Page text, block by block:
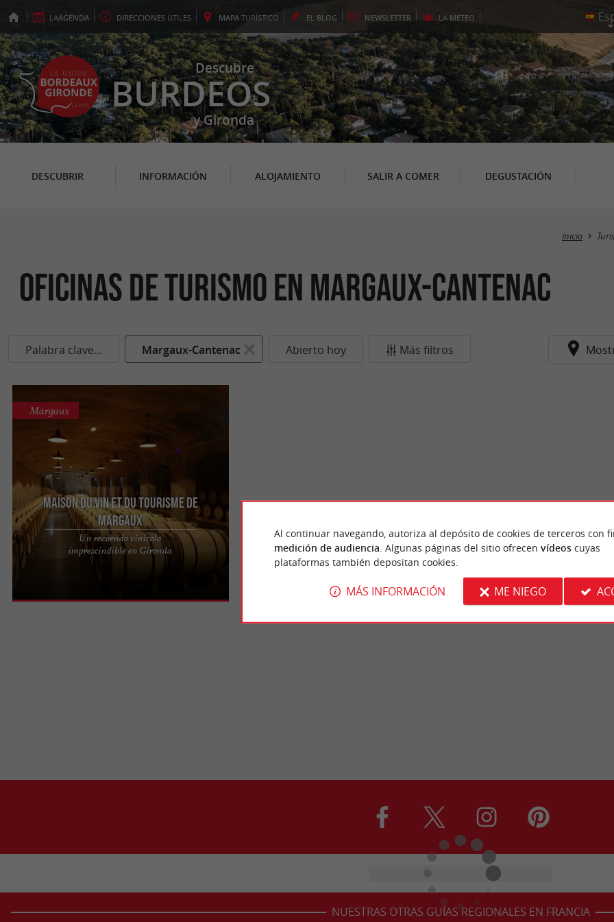
LAAGENDA DIRECCIONES ÚTILES MAPA TURÍSTICO EL BLOG NEWSLETTER LA METEO
Descubre
BURDEOS
y Gironda
DESCUBRIR INFORMACIÓN ALOJAMIENTO SALIR A COMER DEGUSTACIÓN
inicio
Oficinas de turismo en Margaux-Cantenac
Palabra clave... Margaux-Cantenac Abierto hoy Más filtros
Maison du Vin et du Tourisme de
MARGAUX
Un recorrido vinícola
imprescindible en Gironda
Margaux
Descubra la riqueza y diversidad de los vinos de
Margaux, su finura y elegancia expresadas en
NUESTRAS OTRAS GUÍAS REGIONALES EN FRANCIA
Al continuar navegando, autoriza al depósito de cookies de terceros con
medición de audiencia . Algunas páginas del sitio ofrecen vídeoscuyas
plataformas también depositan cookies.
MÁS INFORMACIÓN ME NIEGO